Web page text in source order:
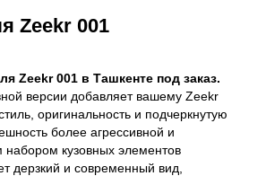
Zeekr 001
Zeekr 001 в Ташкенте под заказ.
версии добавляет вашему Zeekr
оригинальность и подчеркнутую
более агрессивной и
кузовных элементов
дерзкий и современный вид,